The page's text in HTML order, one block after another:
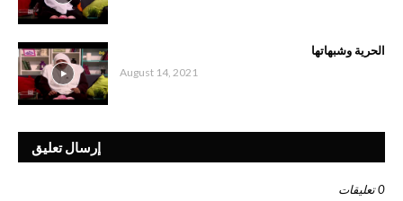
الحرية وشبهاتها
August 14, 2021
إرسال تعليق
0 تعليقات